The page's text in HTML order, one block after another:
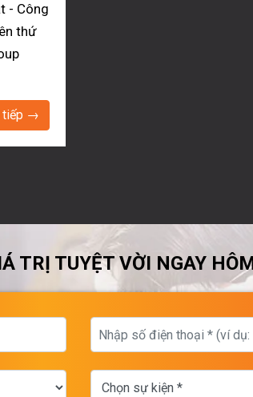
- Công
thứ
tiếp →
TRỊ TUYỆT VỜI NGAY